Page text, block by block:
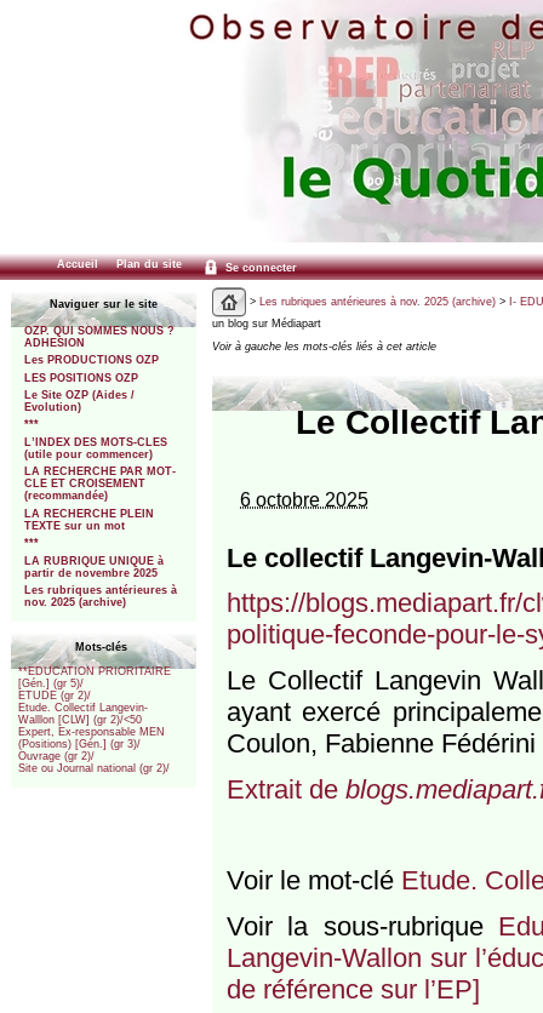
Accueil Plan du site Se connecter
Naviguer sur le site
OZP. QUI SOMMES NOUS ?
ADHESION
Les PRODUCTIONS OZP
LES POSITIONS OZP
Le Site OZP (Aides /
Evolution)
***
L’INDEX DES MOTS-CLES
(utile pour commencer)
LA RECHERCHE PAR MOT-
CLE ET CROISEMENT
(recommandée)
LA RECHERCHE PLEIN
TEXTE sur un mot
***
LA RUBRIQUE UNIQUE à
partir de novembre 2025
Les rubriques antérieures à
nov. 2025 (archive)
Mots-clés
**EDUCATION PRIORITAIRE
[Gén.] (gr 5)/
ETUDE (gr 2)/
Etude. Collectif Langevin-
Walllon [CLW] (gr 2)/<50
Expert, Ex-responsable MEN
(Positions) [Gén.] (gr 3)/
Ouvrage (gr 2)/
Site ou Journal national (gr 2)/
> Les rubriques antérieures à nov. 2025 (archive)> I-
un blog sur Médiapart
Voir à gauche les mots-clés liés à cet article
Le Collectif
6 octobre 2025
Le collectif Langevin-
https://blogs.mediapart.fr/
politique-feconde-pour-le-
Le Collectif Langevin
ayant exercé
Coulon, Fabienne Fédérini
Extrait de
Voir le mot-clé Etude.
Voir la sous-rubrique
Langevin-Wallon sur
de référence sur l’EP]